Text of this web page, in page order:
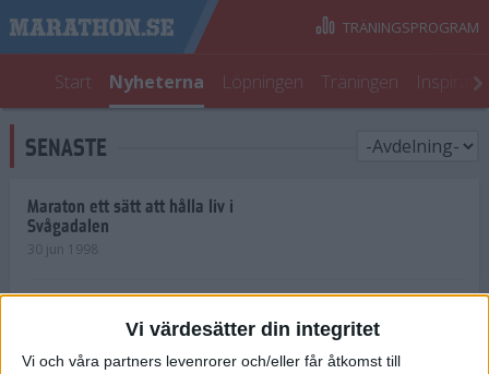
Vi värdesätter din integritet
Vi och våra partners levenrorer och/eller får åtkomst till
Start Nyheterna Löpningen Träningen
TRÄNINGSPROGRAM
SENASTE
Maraton ett sätt att hålla liv i
Svågadalen
30 jun 1998